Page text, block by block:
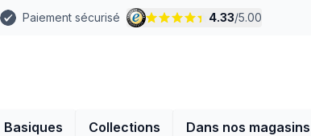
Paiement sécurisé 4.33/5.00
Basiques Collections Dans nos magasins